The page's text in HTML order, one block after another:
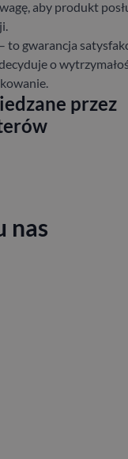
aby produkt
to gwarancja
o
przez
nas